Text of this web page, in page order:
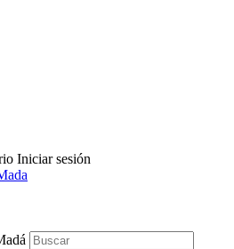
Iniciar sesión